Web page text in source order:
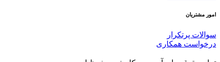
امور مشتریان
سوالات پرتکرار
درخواست همکاری